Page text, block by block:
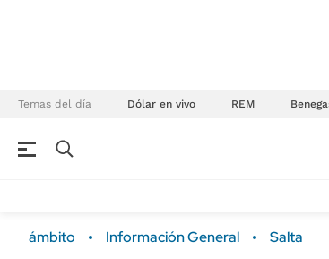
Temas del día Dólar en vivo REM
ámbito Información General Salta